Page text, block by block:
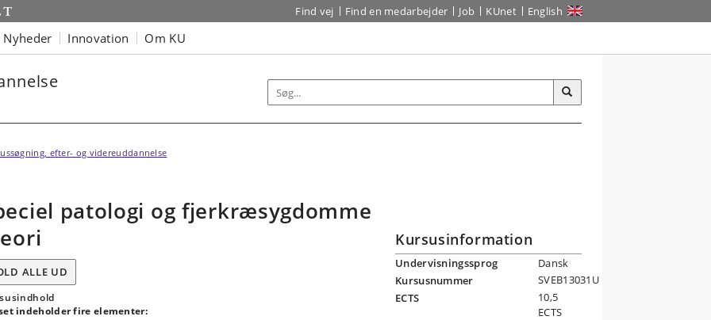
Find vej Find en medarbejder Job KUnet English
Nyheder Innovation Om KU
efter- og videreuddannelse
patologi og fjerkræsygdomme
ALLE UD
indeholder fire elementer:
Kursusinformation
Undervisningssprog
Dansk
Kursusnummer
SVEB13031U
ECTS
10,5
ECTS